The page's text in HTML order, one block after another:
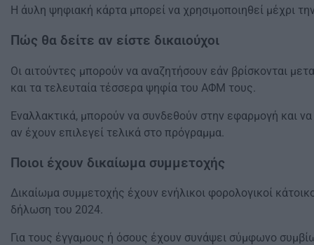
Η άυλη ψηφιακή κάρτα μπορεί να χρησιμοποιηθεί μέχρι
Πώς θα δείτε αν είστε δικαιούχοι
Οι αιτούντες μπορούν να αναζητήσουν εάν βρίσκονται
και τα τελευταία τέσσερα ψηφία του ΑΦΜ τους.
Εναλλακτικά, μπορούν να συνδεθούν στην εφαρμογή και
αν έχουν επιλεγεί τελικά στο πρόγραμμα.
Ποιοι έχουν δικαίωμα συμμετοχής
Δικαίωμα συμμετοχής έχουν ενήλικοι φορολογικοί
δήλωση του 2024.
Για τους έγγαμους ή όσους έχουν συνάψει σύμφωνο